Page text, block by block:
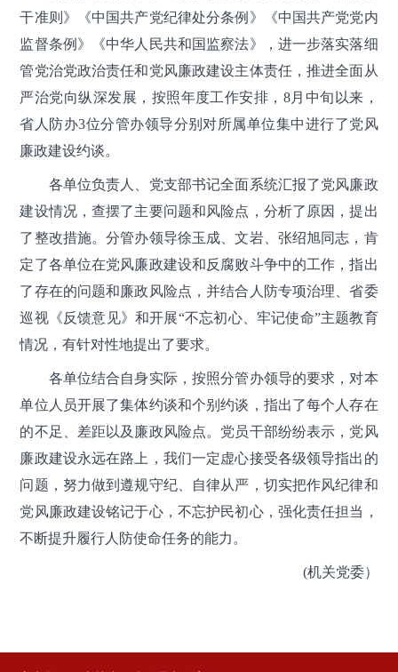
干准则》《中国共产党纪律处分条例》《中国共产党党内
监督条例》《中华人民共和国监察法》，进一步落实落细
管党治党政治责任和党风廉政建设主体责任，推进全面从
严治党向纵深发展，按照年度工作安排，8月中旬以来，
省人防办3位分管办领导分别对所属单位集中进行了党风
廉政建设约谈。
各单位负责人、党支部书记全面系统汇报了党风廉政
建设情况，查摆了主要问题和风险点，分析了原因，提出
了整改措施。分管办领导徐玉成、文岩、张绍旭同志，肯
定了各单位在党风廉政建设和反腐败斗争中的工作，指出
了存在的问题和廉政风险点，并结合人防专项治理、省委
巡视《反馈意见》和开展“不忘初心、牢记使命”主题教育
情况，有针对性地提出了要求。
各单位结合自身实际，按照分管办领导的要求，对本
单位人员开展了集体约谈和个别约谈，指出了每个人存在
的不足、差距以及廉政风险点。党员干部纷纷表示，党风
廉政建设永远在路上，我们一定虚心接受各级领导指出的
问题，努力做到遵规守纪、自律从严，切实把作风纪律和
党风廉政建设铭记于心，不忘护民初心，强化责任担当，
不断提升履行人防使命任务的能力。
(机关党委）